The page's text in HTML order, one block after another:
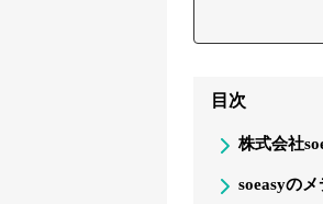
目次
株式会社
soeasyの